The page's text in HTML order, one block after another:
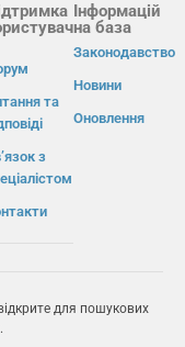
та
з
Інформацій
на база
Законодавство
Новини
Оновлення
для пошукових
.